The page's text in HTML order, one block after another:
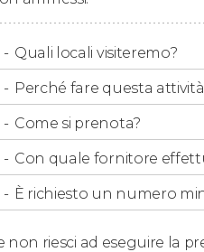
- Quali locali visiteremo?
- Perché fare questa
- Come si prenota?
- Con quale fornitore
- È richiesto un numero
non riesci ad eseguire la